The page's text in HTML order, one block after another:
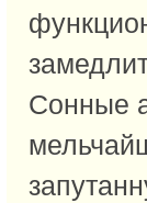
Сонные